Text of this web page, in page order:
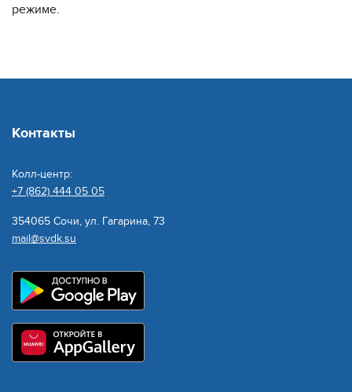
режиме.
Контакты
Колл-центр:
+7 (862) 444 05 05
354065 Сочи, ул. Гагарина, 73
mail@svdk.su